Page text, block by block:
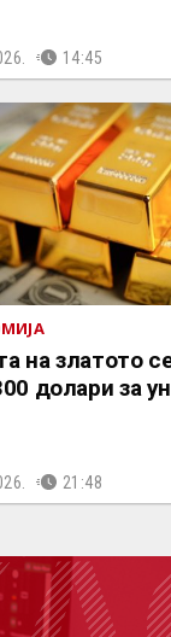
14:45
на златото
долари за
21:48